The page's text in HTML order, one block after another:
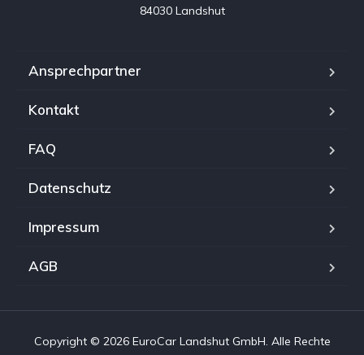
84030 Landshut
Ansprechpartner
Kontakt
FAQ
Datenschutz
Impressum
AGB
Copyright © 2026 EuroCar Landshut GmbH. Alle Rechte